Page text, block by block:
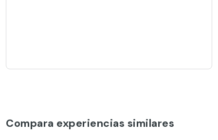
Compara experiencias similares